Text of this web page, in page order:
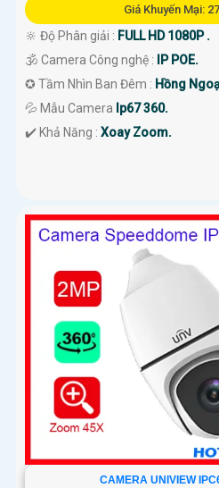
Giá Khuyến Mại:
🔆 Độ Phân giải : FULL HD 1080P .
🕉️ Camera Công nghệ :
IP POE.
✪ Tầm Nhìn Ban Đêm : Hồng
💦 Mẫu Camera Ip67 360.
️✔️ Khả Năng : Xoay Zoom.
CAMERA UNIVIEW